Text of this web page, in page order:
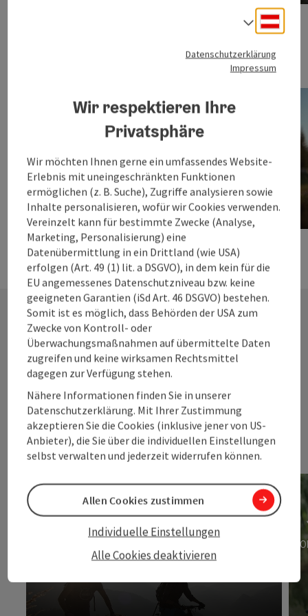
Rad-Unterkünfte
Noch mehr Tipps
für deinen
Radsommer
11 traumhafte Biketouren
Entdecke die 11 liebsten Mountainbiketouren in
Oberösterreich unserer Leser.
Datenschutzerklärung
Impressum
Wir respektieren Ihre
Privatsphäre
Wir möchten Ihnen gerne ein umfassendes Website-
Erlebnis mit uneingeschränkten Funktionen
ermöglichen (z. B. Suche), Zugriffe analysieren sowie
Inhalte personalisieren, wofür wir Cookies verwenden.
Vereinzelt kann für bestimmte Zwecke (Analyse,
Marketing, Personalisierung) eine
Datenübermittlung in ein Drittland (wie USA)
erfolgen (Art. 49 (1) lit. a DSGVO), in dem kein für die
EU angemessenes Datenschutzniveau bzw. keine
geeigneten Garantien (iSd Art. 46 DSGVO) bestehen.
Somit ist es möglich, dass Behörden der USA zum
Zwecke von Kontroll- oder
Überwachungsmaßnahmen auf übermittelte Daten
zugreifen und keine wirksamen Rechtsmittel
dagegen zur Verfügung stehen.
Nähere Informationen finden Sie in unserer
Datenschutzerklärung. Mit Ihrer Zustimmung
akzeptieren Sie die Cookies (inklusive jener von US-
Anbieter), die Sie über die individuellen Einstellungen
selbst verwalten und jederzeit widerrufen können.
Alle Cookies deaktivieren
Individuelle Einstellungen
Allen Cookies zustimmen